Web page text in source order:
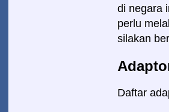
di negara
perlu
silakan
Daftar